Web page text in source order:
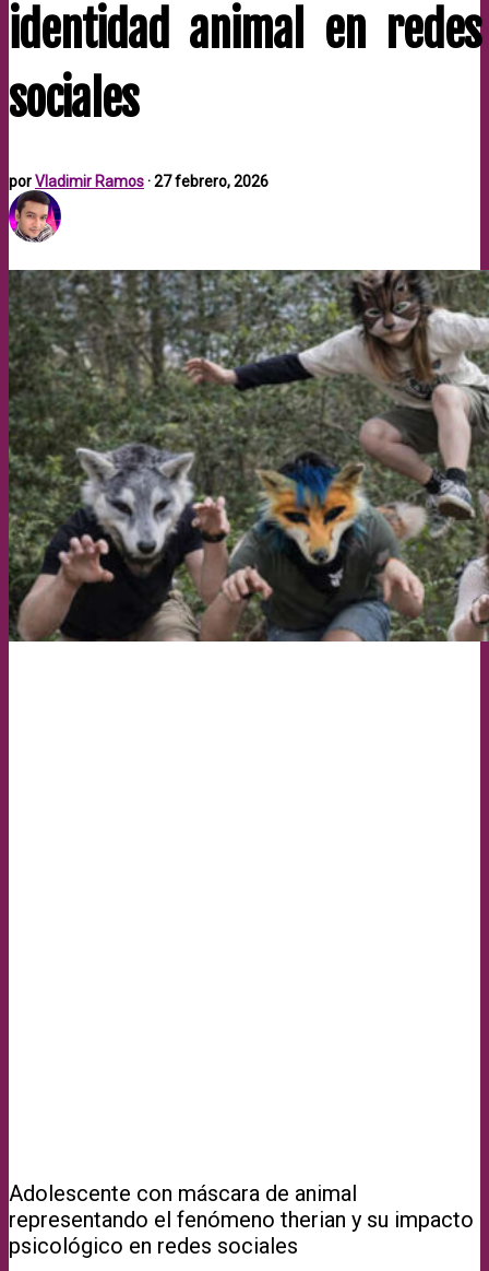
identidad animal en redes
sociales
porVladimir Ramos·27 febrero, 2026
Adolescente con máscara de animal
representando el fenómeno therian y su impacto
psicológico en redes sociales